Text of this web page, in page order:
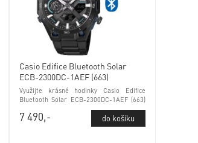
Casio Edifice Bluetooth Solar
ECB-2300DC-1AEF (663)
Využijte krásné hodinky Casio Edifice
Bluetooth Solar ECB-2300DC-1AEF (663)
ukazatel data a minerálním sklem
7 490,-